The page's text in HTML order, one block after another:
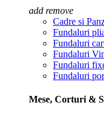
add remove
Cadre si
Fundaluri
Fundaluri
Fundaluri
Fundaluri
Fundaluri
Mese, Corturi &